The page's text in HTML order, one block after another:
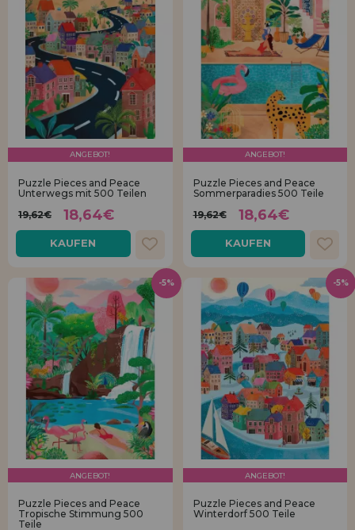
ANGEBOT!
Puzzle Pieces and Peace
Unterwegs mit 500 Teilen
19,62€
18,64€
KAUFEN
ANGEBOT!
Puzzle Pieces and Peace
Sommerparadies 500 Teile
19,62€
18,64€
KAUFEN
ANGEBOT!
Puzzle Pieces and Peace
Tropische Stimmung 500
Teile
-5%
ANGEBOT!
Puzzle Pieces and Peace
Winterdorf 500 Teile
-5%